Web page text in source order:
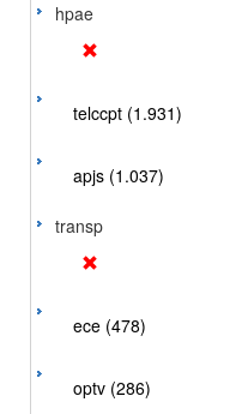
hpae
telccpt (1.931)
apjs (1.037)
transp
ece (478)
optv (286)